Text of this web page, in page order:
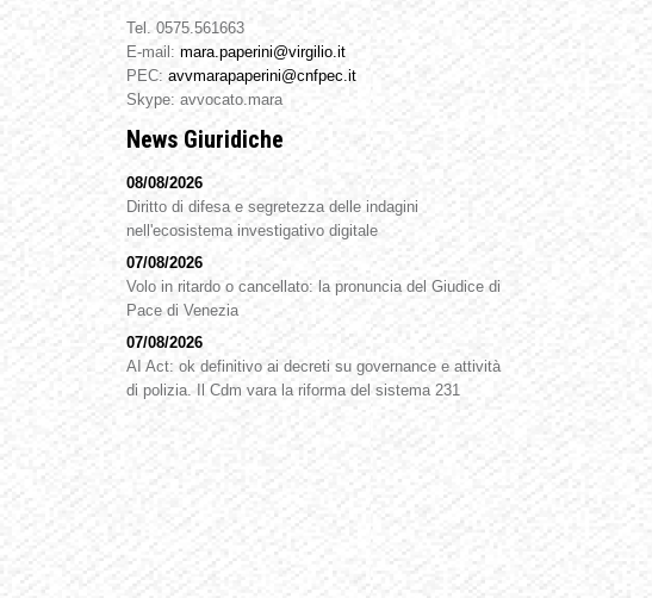
Tel. 0575.561663
E-mail: mara.paperini@virgilio.it
PEC: avvmarapaperini@cnfpec.it
Skype: avvocato.mara
News Giuridiche
08/08/2026
Diritto di difesa e segretezza delle indagini
nell'ecosistema investigativo digitale
07/08/2026
Volo in ritardo o cancellato: la pronuncia del Giudice di
Pace di Venezia
07/08/2026
AI Act: ok definitivo ai decreti su governance e attività
di polizia. Il Cdm vara la riforma del sistema 231